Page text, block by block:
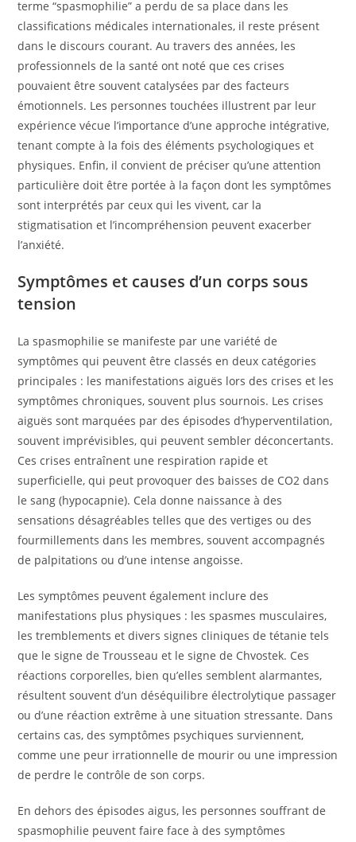
terme “spasmophilie” a perdu de sa place dans les
classifications médicales internationales, il reste présent
dans le discours courant. Au travers des années, les
professionnels de la santé ont noté que ces crises
pouvaient être souvent catalysées par des facteurs
émotionnels. Les personnes touchées illustrent par leur
expérience vécue l’importance d’une approche intégrative,
tenant compte à la fois des éléments psychologiques et
physiques. Enfin, il convient de préciser qu’une attention
particulière doit être portée à la façon dont les symptômes
sont interprétés par ceux qui les vivent, car la
stigmatisation et l’incompréhension peuvent exacerber
l’anxiété.
Symptômes et causes d’un corps sous
tension
La spasmophilie se manifeste par une variété de
symptômes qui peuvent être classés en deux catégories
principales : les manifestations aiguës lors des crises et les
symptômes chroniques, souvent plus sournois. Les crises
aiguës sont marquées par des épisodes d’hyperventilation,
souvent imprévisibles, qui peuvent sembler déconcertants.
Ces crises entraînent une respiration rapide et
superficielle, qui peut provoquer des baisses de CO2 dans
le sang (hypocapnie). Cela donne naissance à des
sensations désagréables telles que des vertiges ou des
fourmillements dans les membres, souvent accompagnés
de palpitations ou d’une intense angoisse.
Les symptômes peuvent également inclure des
manifestations plus physiques : les spasmes musculaires,
les tremblements et divers signes cliniques de tétanie tels
que le signe de Trousseau et le signe de Chvostek. Ces
réactions corporelles, bien qu’elles semblent alarmantes,
résultent souvent d’un déséquilibre électrolytique passager
ou d’une réaction extrême à une situation stressante. Dans
certains cas, des symptômes psychiques surviennent,
comme une peur irrationnelle de mourir ou une impression
de perdre le contrôle de son corps.
En dehors des épisodes aigus, les personnes souffrant de
spasmophilie peuvent faire face à des symptômes